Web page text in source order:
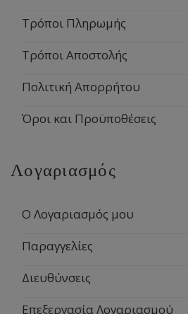
Τρόποι Πληρωμής
Τρόποι Αποστολής
Πολιτική Απορρήτου
Όροι και Προϋποθέσεις
Λογαριασμός
Ο Λογαριασμός μου
Παραγγελίες
Διευθύνσεις
Επεξεργασία Λογαριασμού